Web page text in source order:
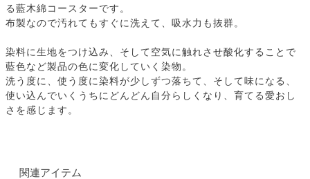
る藍木綿コースターです。
布製なので汚れてもすぐに洗えて、吸水力も抜群。
染料に生地をつけ込み、そして空気に触れさせ酸化することで
藍色など製品の色に変化していく染物。
洗う度に、使う度に染料が少しずつ落ちて、そして味になる、
使い込んでいくうちにどんどん自分らしくなり、育てる愛おし
さを感じます。
関連アイテム